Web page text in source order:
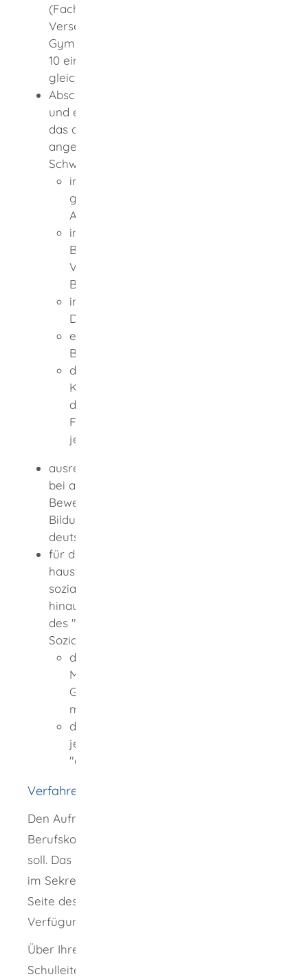
(Fachschulreife, Realschulabschluss,
Versetzung in die Klasse 11 eines
Gymnasiums G9, Versetzung in die Klasse
10 eines Gymnasiums G8 oder
gleichwertiger Bildungsstand)
Abschluss einer mindestens zweijährigen
und einschlägigen Berufsausbildung für
das am aufnehmenden Berufskolleg
angebotene berufsbezogene
Schwerpunktfach
in einem anerkannten oder
gleichwertig geregelten
Ausbildungsberuf oder
in Form einer schulischen
Berufsausbildung, gegebenenfalls in
Verbindung mit einem
Berufspraktikum oder
in einem öffentlich-rechtlichen
Dienstverhältnis oder
einschlägige mindestens fünfjährige
Berufserfahrung oder
das Versetzungszeugnis in die zweite
Klasse einer Fachoberschule, sofern
die Fachrichtung der
Fachoberschule der Fachrichtung des
jeweiligen Berufskollegs entspricht
ausreichende deutsche Sprachkenntnisse
bei ausländischen Bewerbern und
Bewerberinnen, die ihren mittleren
Bildungsabschluss nicht an einer
deutschen Schule erworben haben
für die Aufnahme in die
hauswirtschaftliche, landwirtschaftliche,
sozialpädagogische Richtung ist darüber
hinaus auch ein qualifizierter Abschluss
des "Dualen Berufskollegs Fachrichtung
Soziales" möglich
dort in den Fächern Deutsch, Englisch,
Mathematik und Biologie ein
Gesamtnotendurchschnitt von
mindestens 3,0 erreicht und
die Leistungen in diesen Fächern
jeweils mindestens mit der Endnote
"ausreichend" benotet wurden
Verfahrensablauf
Den Aufnahmeantrag richten Sie an das
Berufskolleg, an dem die Ausbildung erfolgen
soll. Das notwendige Formular erhalten Sie
im Sekretariat oder es steht Ihnen auf der
Seite des Berufskollegs zum Download zur
Verfügung.
Über Ihren Aufnahmeantrag entscheidet die
Schulleiterin oder der Schulleiter. Sollten